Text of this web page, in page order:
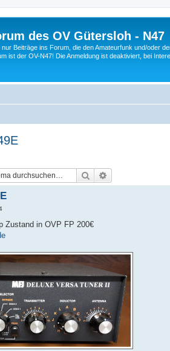
des OV Gütersloh - N47
nur Beiträge ins Forum, die den Amateurfunk und/oder
ist der OV-N47! Die Anmeldung ist deaktiviert, bei
Suche
Zustand in OVP FP 200€